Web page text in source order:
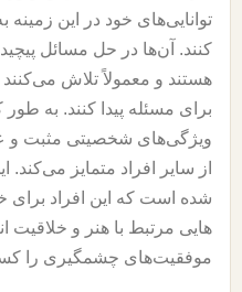
توانایی‌های خود در این
کنند. آن‌ها در حل مسائل
هستند و معمولاً تلاش می‌کنند
برای مسئله پیدا کنند. به
ویژگی‌های شخصیتی مثبت و
از سایر افراد متمایز
شده است که این افراد برای
هایی مرتبط با هنر و خلاقیت
موفقیت‌های چشمگیری را